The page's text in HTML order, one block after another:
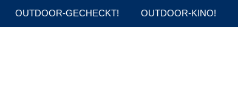
OUTDOOR-GECHECKT! OUTDOOR-KINO!